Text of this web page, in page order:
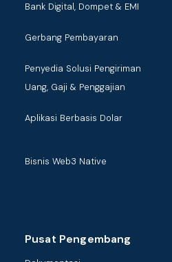
Bank Digital, Dompet & EMI
Gerbang Pembayaran
Penyedia Solusi Pengiriman
Uang, Gaji & Penggajian
Aplikasi Berbasis Dolar
Bisnis Web3 Native
Pusat Pengembang